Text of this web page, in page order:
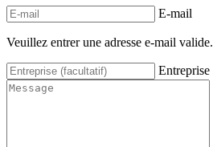
E-mail
Veuillez entrer une adresse e-mail valide.
Entreprise